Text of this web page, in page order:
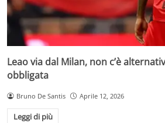
Leao via dal Milan, non c’è
obbligata
Bruno De Santis Aprile 12, 2026
Leggi di più